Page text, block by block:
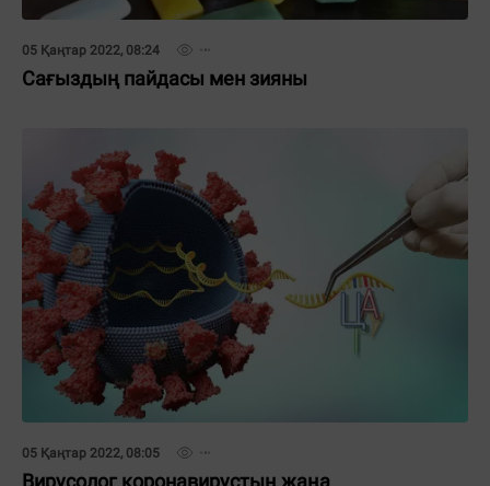
05 Қаңтар 2022, 08:24
Сағыздың пайдасы мен зияны
05 Қаңтар 2022, 08:05
Вирусолог коронавирустың жаңа